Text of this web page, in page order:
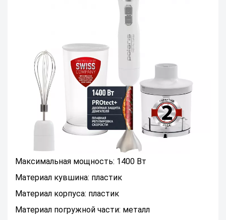
Максимальная мощность: 1400 Вт
Материал кувшина: пластик
Материал корпуса: пластик
Материал погружной части: металл